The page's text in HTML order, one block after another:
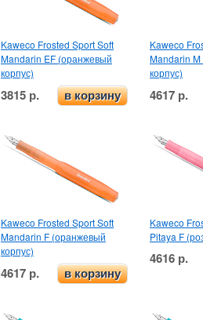
Kaweco Frosted Sport Soft
Mandarin EF (оранжевый
корпус)
3815 р. в корзину
Kaweco
Mandarin
корпус)
4617 р.
Kaweco Frosted Sport Soft
Mandarin F (оранжевый
корпус)
4617 р. в корзину
Kaweco
Pitaya F
4616 р.